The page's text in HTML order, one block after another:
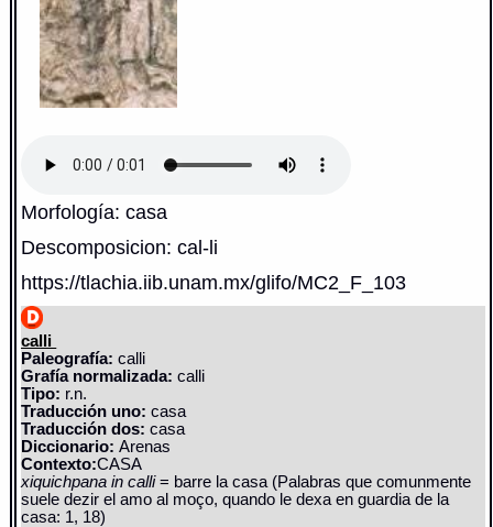
Morfología: casa
Descomposicion: cal-li
https://tlachia.iib.unam.mx/glifo/MC2_F_103
calli
Paleografía: calli
Grafía normalizada: calli
Tipo: r.n.
Traducción uno: casa
Traducción dos: casa
Diccionario:Arenas
Contexto:CASA
xiquichpana in calli= barre la casa (Palabras que comunmente
suele dezir el amo al moço, quando le dexa en guardia de la
casa: 1, 18)